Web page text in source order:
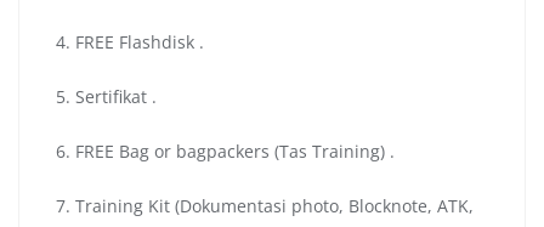
4. FREE Flashdisk .
5. Sertifikat .
6. FREE Bag or bagpackers (Tas Training) .
7. Training Kit (Dokumentasi photo, Blocknote, ATK,